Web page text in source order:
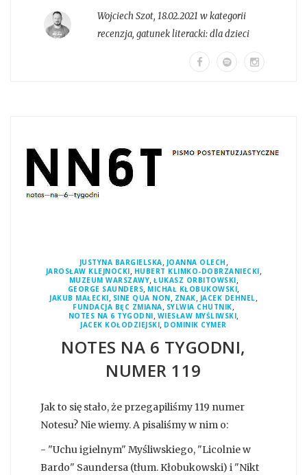
Wojciech Szot, 18.02.2021 w kategorii
recenzja, gatunek literacki:dla dzieci
JUSTYNA BARGIELSKA, JOANNA OLECH ,
JAROSŁAW KLEJNOCKI, HUBERT KLIMKO-DOBRZANIECKI,
MUZEUM WARSZAWY, ŁUKASZ ORBITOWSKI,
GEORGE SAUNDERS, MICHAŁ KŁOBUKOWSKI,
JAKUB MAŁECKI, SINE QUA NON, ZNAK, JACEK DEHNEL,
FUNDACJA BĘC ZMIANA, SYLWIA CHUTNIK,
NOTES NA 6 TYGODNI, WIESŁAW MYŚLIWSKI,
JACEK KOŁODZIEJSKI, DOMINIK CYMER
NOTES NA 6 TYGODNI,
NUMER 119
Jak to się stało, że przegapiliśmy 119 numer
Notesu? Nie wiemy. A pisaliśmy w nim o:
- "Uchu igielnym" Myśliwskiego, "Licolnie w
Bardo" Saundersa (tłum. Kłobukowski) i "Nikt